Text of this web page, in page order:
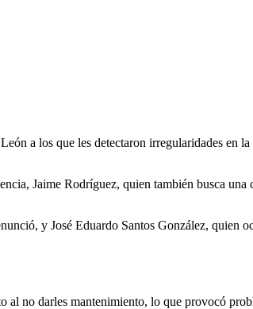
a los que les detectaron irregularidades en
Jaime Rodríguez, quien también busca una
y José Eduardo Santos González, quien
no darles mantenimiento, lo que provocó